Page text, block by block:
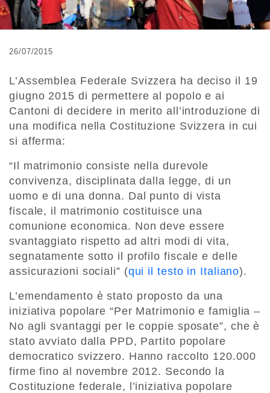
26/07/2015
L’Assemblea Federale Svizzera ha deciso il 19
giugno 2015 di permettere al popolo e ai
Cantoni di decidere in merito all’introduzione di
una modifica nella Costituzione Svizzera in cui
si afferma:
“Il matrimonio consiste nella durevole
convivenza, disciplinata dalla legge, di un
uomo e di una donna. Dal punto di vista
fiscale, il matrimonio costituisce una
comunione economica. Non deve essere
svantaggiato rispetto ad altri modi di vita,
segnatamente sotto il profilo fiscale e delle
assicurazioni sociali” (qui il testo in Italiano).
L’emendamento è stato proposto da una
iniziativa popolare “Per Matrimonio e famiglia –
No agli svantaggi per le coppie sposate”, che è
stato avviato dalla PPD, Partito popolare
democratico svizzero. Hanno raccolto 120.000
firme fino al novembre 2012. Secondo la
Costituzione federale, l’iniziativa popolare